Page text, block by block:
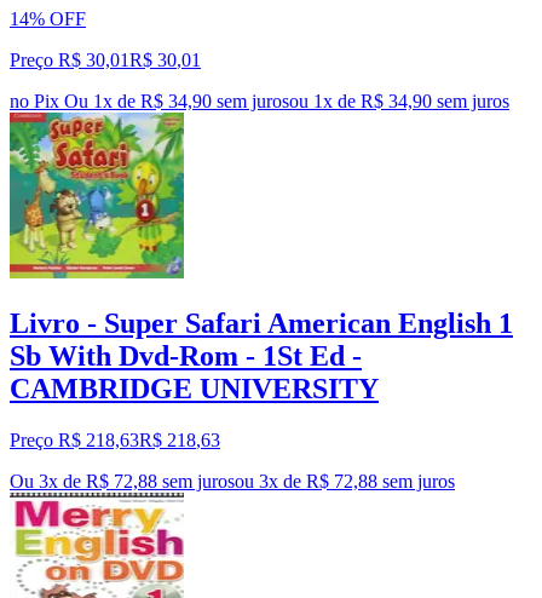
14% OFF
Preço R$ 30,01R$ 30,01
no Pix Ou 1x de R$ 34,90 sem jurosou 1x de R$ 34,90 sem juros
Livro - Super Safari American English 1
Sb With Dvd-Rom - 1St Ed -
CAMBRIDGE UNIVERSITY
Preço R$ 218,63R$ 218,63
Ou 3x de R$ 72,88 sem jurosou 3x de R$ 72,88 sem juros